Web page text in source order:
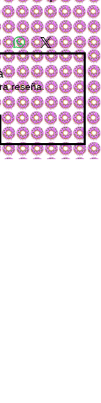
reseña.